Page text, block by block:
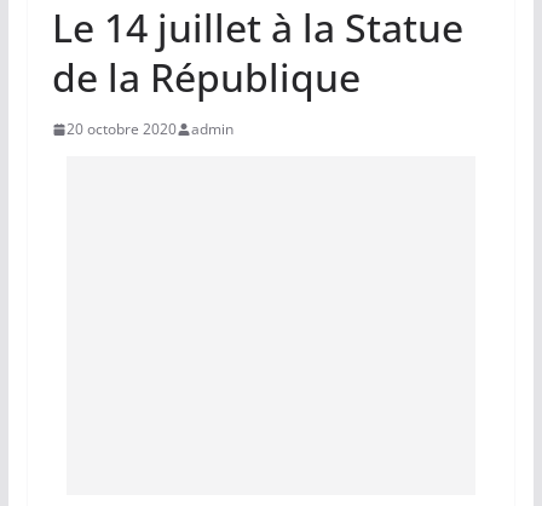
Le 14 juillet à la Statue
de la République
20 octobre 2020 admin